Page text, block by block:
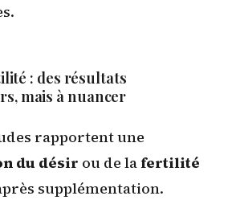
: des résultats
mais à nuancer
rapportent une
du désir ou de lafertilité
supplémentation.